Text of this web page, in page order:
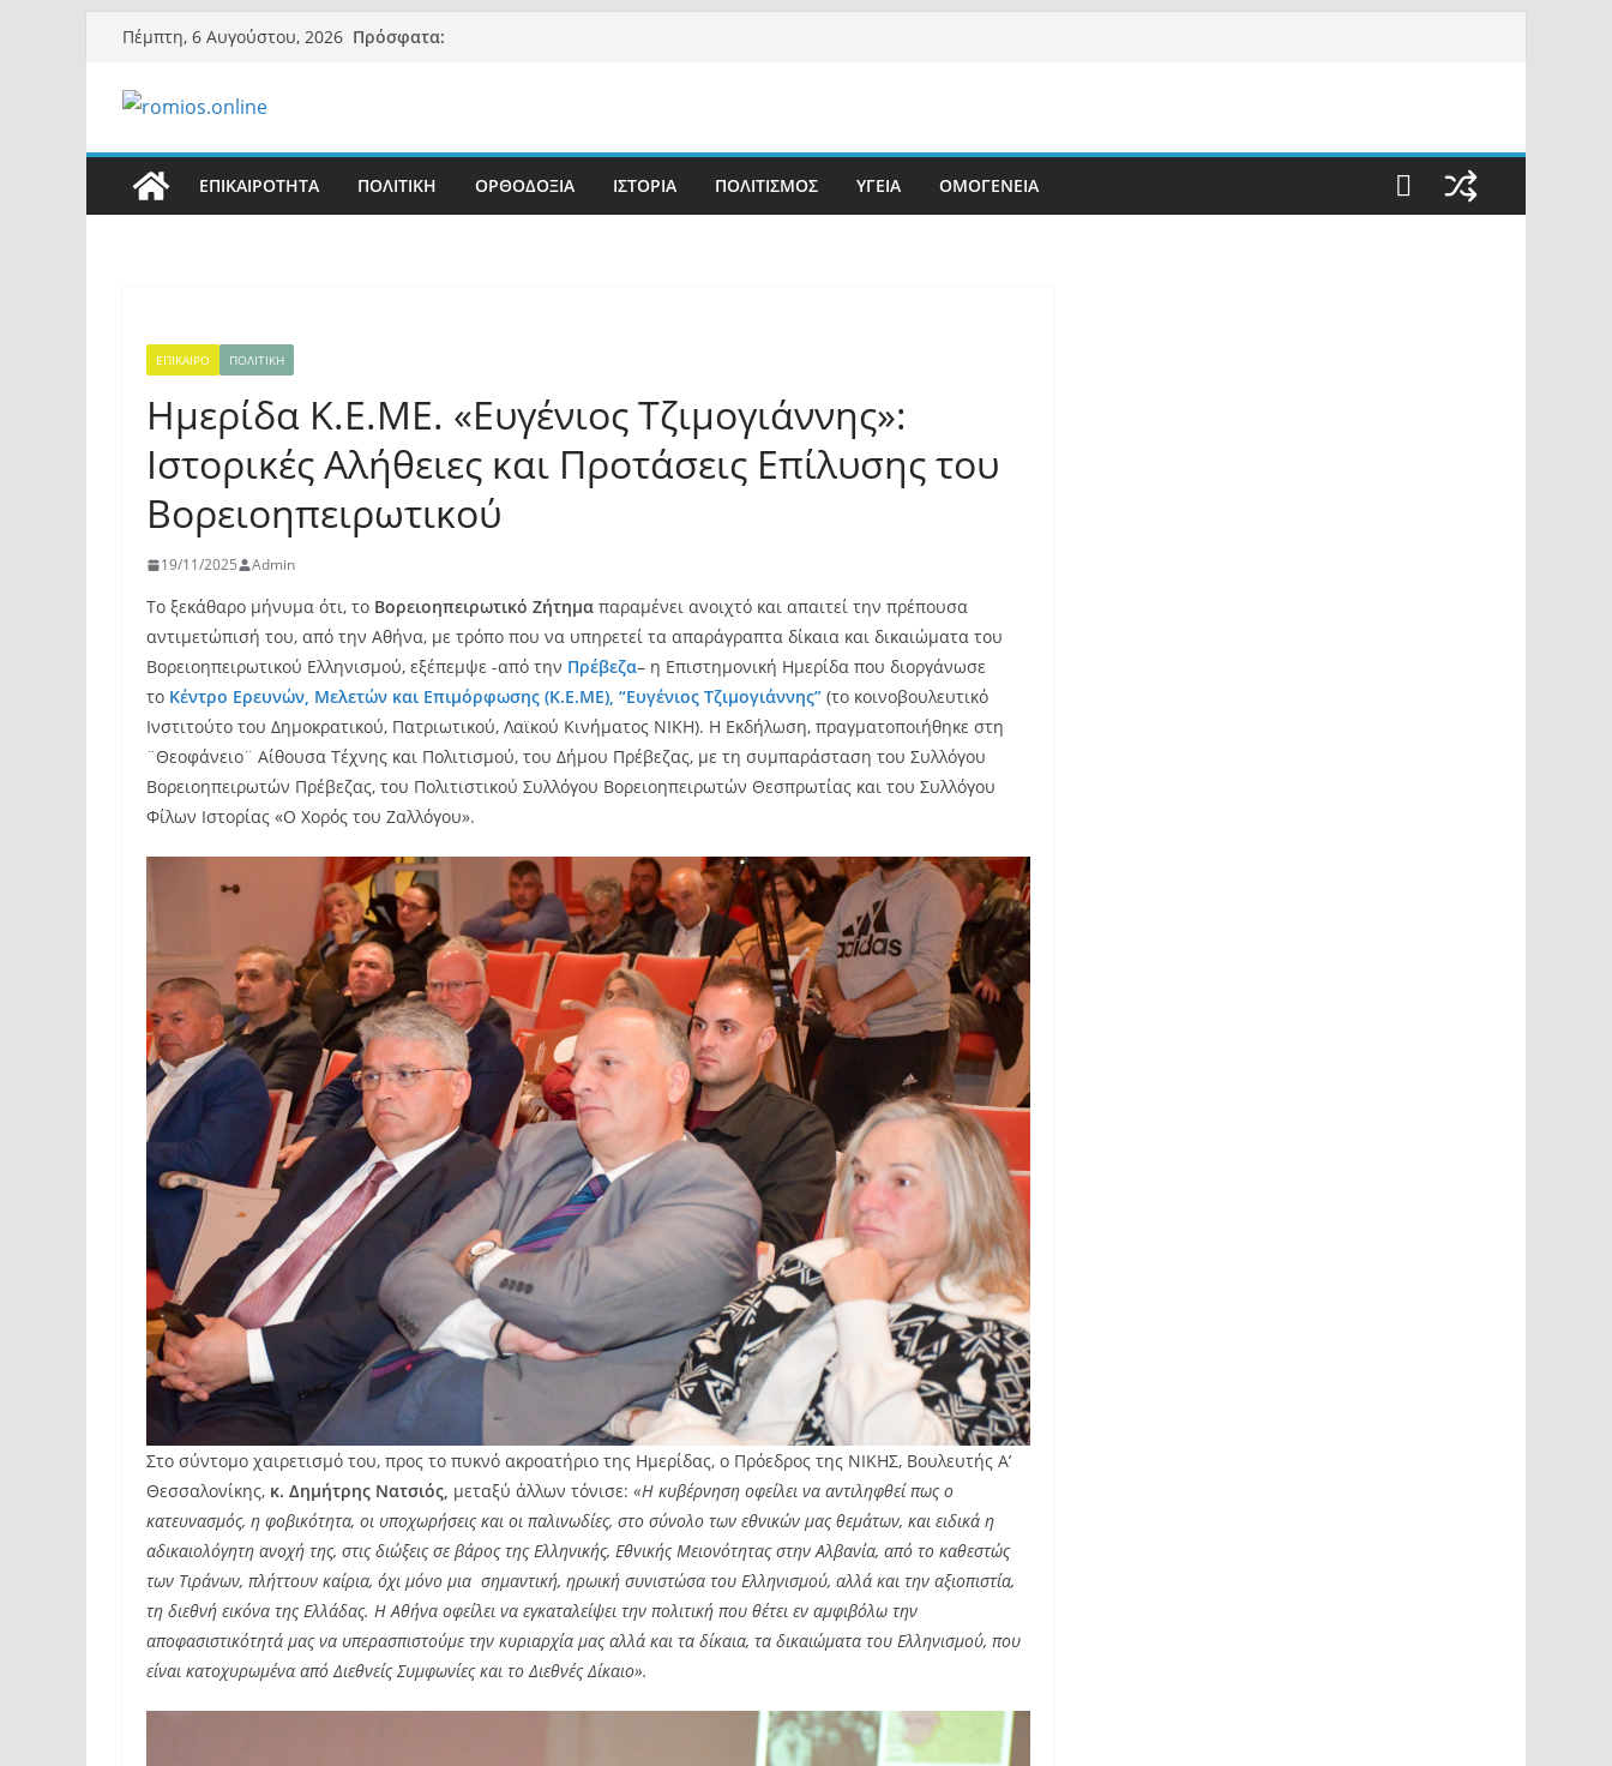
Μετάβαση
περιεχόμενο
Πέμπτη, 6 Αυγούστου, 2026 Πρόσφατα:
ΕΠΙΚΑΙΡΟΤΗΤΑ ΠΟΛΙΤΙΚΗ ΟΡΘΟΔΟΞΙΑ ΙΣΤΟΡΙΑ ΠΟΛΙΤΙΣΜΟΣ ΥΓΕΙΑ ΟΜΟΓΕΝΕΙΑ
ΕΠΙΚΑΙΡΟ ΠΟΛΙΤΙΚΗ
Ημερίδα Κ.Ε.ΜΕ. «Ευγένιος Τζιμογιάννης»:
Ιστορικές Αλήθειες και Προτάσεις Επίλυσης του
Βορειοηπειρωτικού
19/11/2025 Admin
Το ξεκάθαρο μήνυμα ότι, το Βορειοηπειρωτικό Ζήτημα παραμένει ανοιχτό και απαιτεί την πρέπουσα
αντιμετώπισή του, από την Αθήνα, με τρόπο που να υπηρετεί τα απαράγραπτα δίκαια και δικαιώματα του
Βορειοηπειρωτικού Ελληνισμού, εξέπεμψε -από την Πρέβεζα– η Επιστημονική Ημερίδα που διοργάνωσε
το Κέντρο Ερευνών, Μελετών και Επιμόρφωσης (Κ.Ε.ΜΕ), “Ευγένιος Τζιμογιάννης” (το κοινοβουλευτικό
Ινστιτούτο του Δημοκρατικού, Πατριωτικού, Λαϊκού Κινήματος ΝΙΚΗ). Η Εκδήλωση, πραγματοποιήθηκε στη
¨Θεοφάνειο¨ Αίθουσα Τέχνης και Πολιτισμού, του Δήμου Πρέβεζας, με τη συμπαράσταση του Συλλόγου
Βορειοηπειρωτών Πρέβεζας, του Πολιτιστικού Συλλόγου Βορειοηπειρωτών Θεσπρωτίας και του Συλλόγου
Φίλων Ιστορίας «Ο Χορός του Ζαλλόγου».
Στο σύντομο χαιρετισμό του, προς το πυκνό ακροατήριο της Ημερίδας, ο Πρόεδρος της ΝΙΚΗΣ, Βουλευτής Α’
Θεσσαλονίκης, κ. Δημήτρης Νατσιός, μεταξύ άλλων τόνισε: «Η κυβέρνηση οφείλει να αντιληφθεί πως ο
κατευνασμός, η φοβικότητα, οι υποχωρήσεις και οι παλινωδίες, στο σύνολο των εθνικών μας θεμάτων, και ειδικά η
αδικαιολόγητη ανοχή της, στις διώξεις σε βάρος της Ελληνικής, Εθνικής Μειονότητας στην Αλβανία, από το καθεστώς
των Τιράνων, πλήττουν καίρια, όχι μόνο μια σημαντική, ηρωική συνιστώσα του Ελληνισμού, αλλά και την αξιοπιστία,
τη διεθνή εικόνα της Ελλάδας. Η Αθήνα οφείλει να εγκαταλείψει την πολιτική που θέτει εν αμφιβόλω την
αποφασιστικότητά μας να υπερασπιστούμε την κυριαρχία μας αλλά και τα δίκαια, τα δικαιώματα του Ελληνισμού, που
είναι κατοχυρωμένα από Διεθνείς Συμφωνίες και το Διεθνές Δίκαιο».